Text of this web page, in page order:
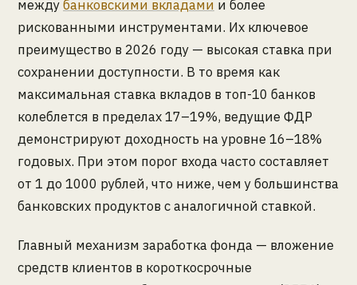
междубанковскими вкладами и более
рискованными инструментами. Их ключевое
преимущество в 2026 году — высокая ставка при
сохранении доступности. В то время как
максимальная ставка вкладов в топ-10 банков
колеблется в пределах 17–19%, ведущие ФДР
демонстрируют доходность на уровне 16–18%
годовых. При этом порог входа часто составляет
от 1 до 1000 рублей, что ниже, чем у большинства
банковских продуктов с аналогичной ставкой.
Главный механизм заработка фонда — вложение
средств клиентов в короткосрочные